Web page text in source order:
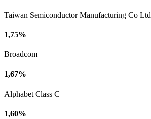
Taiwan Semiconductor Manufacturing Co Ltd
1,75%
Broadcom
1,67%
Alphabet Class C
1,60%